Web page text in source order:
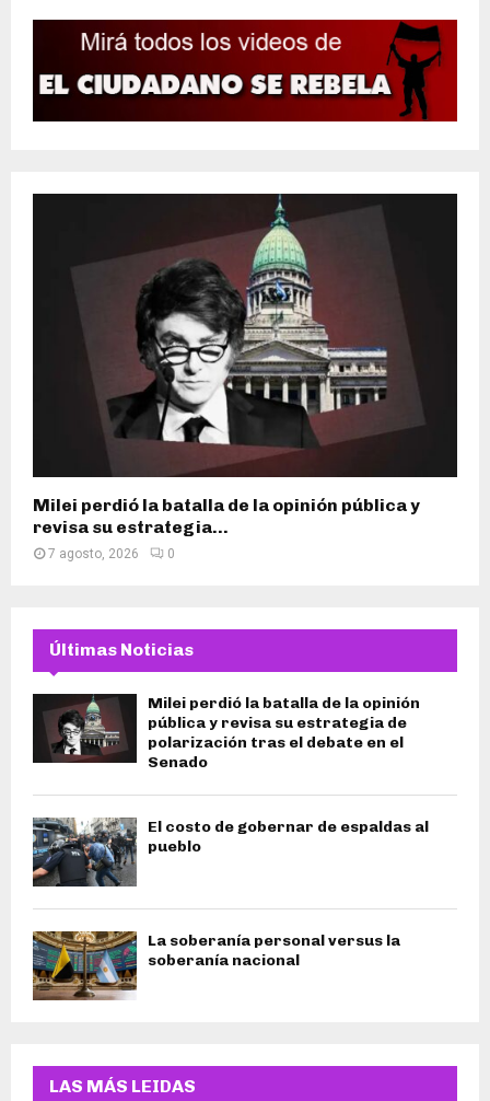
Milei perdió la batalla de la opinión pública y
revisa su estrategia...
7 agosto, 2026 0
Últimas Noticias
Milei perdió la batalla de la opinión
pública y revisa su estrategia de
polarización tras el debate en el
Senado
El costo de gobernar de espaldas al
pueblo
La soberanía personal versus la
soberanía nacional
LAS MÁS LEIDAS